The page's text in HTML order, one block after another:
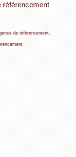
référencement
de référencement,